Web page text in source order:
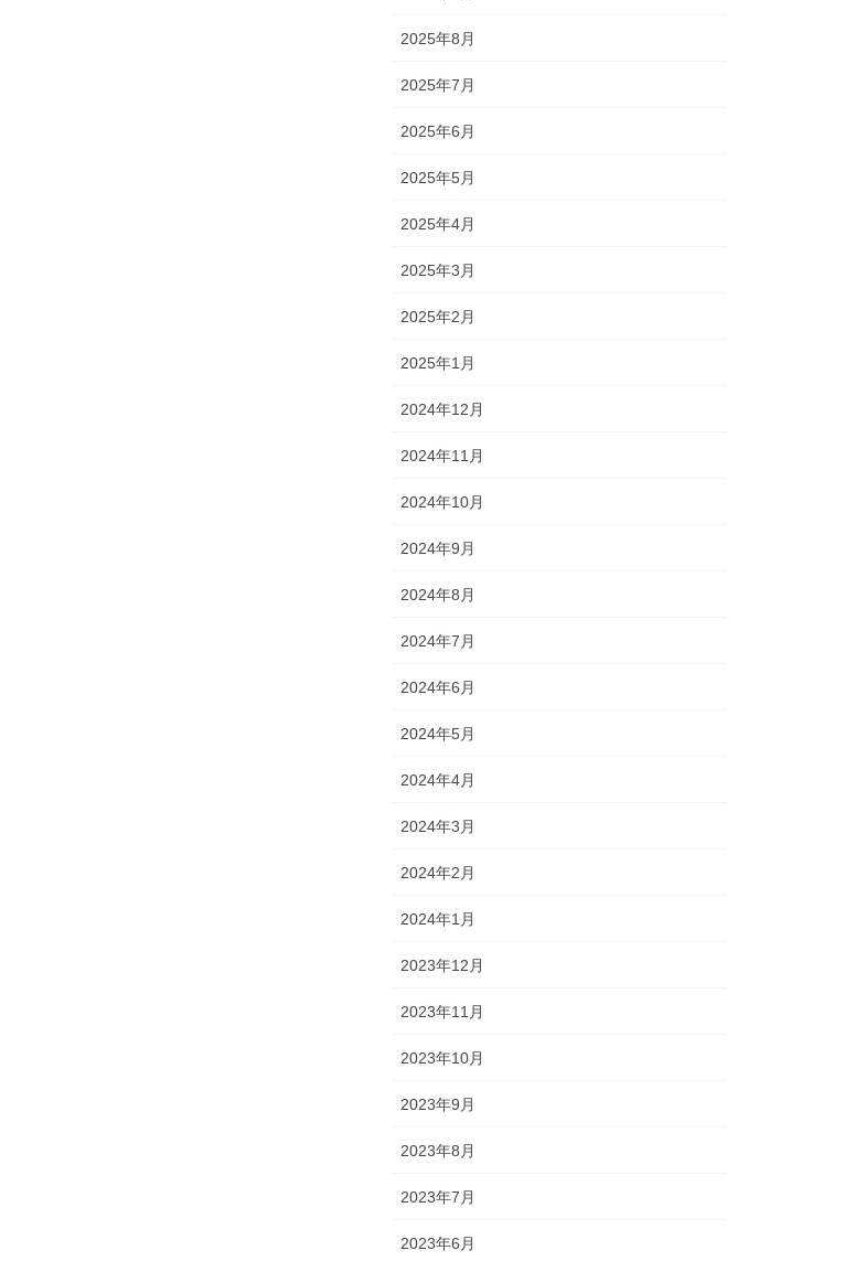
2025年8月
2025年7月
2025年6月
2025年5月
2025年4月
2025年3月
2025年2月
2025年1月
2024年12月
2024年11月
2024年10月
2024年9月
2024年8月
2024年7月
2024年6月
2024年5月
2024年4月
2024年3月
2024年2月
2024年1月
2023年12月
2023年11月
2023年10月
2023年9月
2023年8月
2023年7月
2023年6月